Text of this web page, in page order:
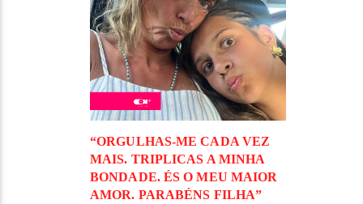
“ORGULHAS-ME CADA VEZ
MAIS. TRIPLICAS A MINHA
BONDADE. ÉS O MEU MAIOR
AMOR. PARABÉNS FILHA”